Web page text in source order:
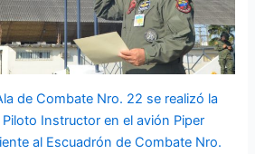
de Combate Nro. 22 se realizó la
Instructor en el avión Piper
al Escuadrón de Combate Nro.